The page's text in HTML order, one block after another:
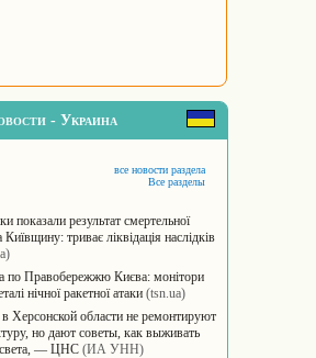
- Украина
все новости раздела
Все разделы
показали результат смертельної
триває ліквідація наслідків
по Правобережжю Києва: монітори
нічної ракетної атаки (tsn.ua)
Херсонской области не ремонтируют
но дают советы, как выживать
света, — ЦНС (ИА УНН)